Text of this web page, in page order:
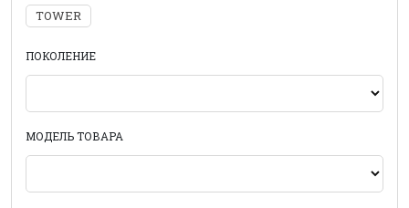
TOWER
ПОКОЛЕНИЕ
МОДЕЛЬ ТОВАРА